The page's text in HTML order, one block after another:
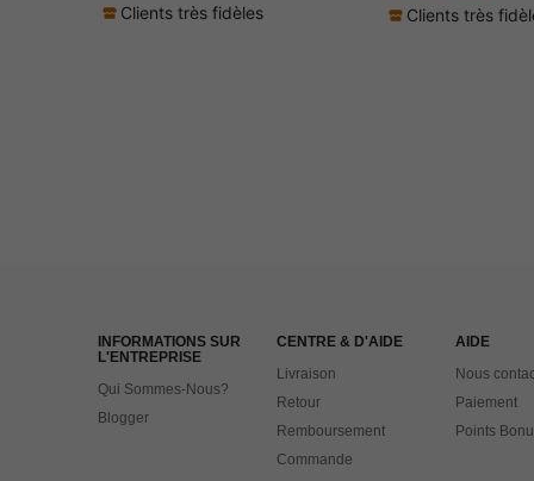
Clients très fidèles Clients très
INFORMATIONS SUR
L'ENTREPRISE
Qui Sommes-Nous?
Blogger
CENTRE & D'AIDE
Livraison
Retour
Remboursement
Commande
AIDE
Nous
Paiement
Points